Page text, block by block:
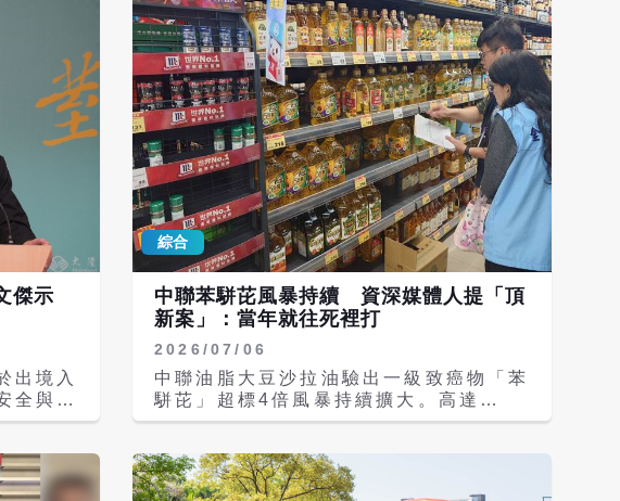
傑示
出境入
全與發
。大陸
、安
正式施
綜合
中聯苯駢芘風暴持續 資深媒體人提「頂
新案」：當年就往死裡打
2026/07/06
中聯油脂大豆沙拉油驗出一級致癌物「苯
駢芘」超標4倍風暴持續擴大。高達
1300公噸的毒油流向全台，目前卻僅回
論炸鍋，原本堅持「不公布、不下架第二
層」的食藥署態度出現大轉彎，衛福部長